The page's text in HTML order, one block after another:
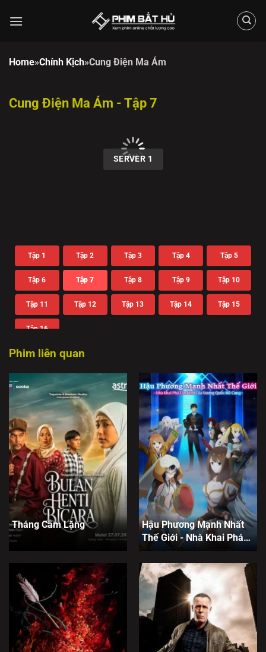
đến
Home»Chính Kịch»Cung Điện Ma Ám
Cung Điện Ma Ám - Tập 7
SERVER 1
Tập 1 Tập 2 Tập 3 Tập 4 Tập 5
Tập 6 Tập 7 Tập 8 Tập 9 Tập 10
Tập 11 Tập 12 Tập 13 Tập 14 Tập 15
Tập 16
Phim liên quan
Tháng Câm Lặng
Hậu Phương Mạnh Nhất
Thế Giới - Nhà Khai Phá
Tân Binh Của Vương Quốc
Mê Cung